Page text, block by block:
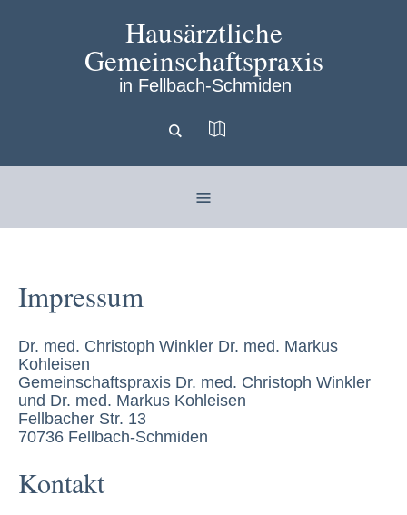
Hausärztliche
Gemeinschaftspraxis
in Fellbach-Schmiden
Impressum
Dr. med. Christoph Winkler Dr. med. Markus
Kohleisen
Gemeinschaftspraxis Dr. med. Christoph Winkler
und Dr. med. Markus Kohleisen
Fellbacher Str. 13
70736 Fellbach-Schmiden
Kontakt